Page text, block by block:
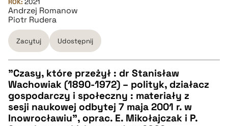
BIBTEX
pobierz cytat
ROK: 2021
Andrzej Romanow
Piotr Rudera
Zacytuj Udostępnij
CZYSTY TEKST
pobierz cytat
"Czasy, które przeżył : dr Stanisław
Wachowiak (1890-1972) – polityk, działacz
gospodarczy i społeczny : materiały z
sesji naukowej odbytej 7 maja 2001 r. w
Inowrocławiu", oprac. E. Mikołajczak i P.